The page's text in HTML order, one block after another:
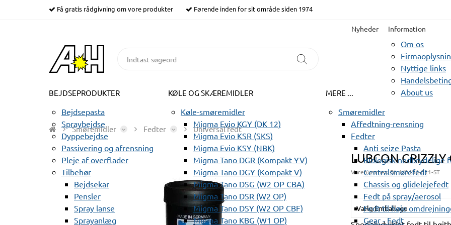
Få gratis rådgivning om vore produkter Førende inden for sit område siden 1974
Nyheder Information
Om os
Nyttige links
About us
BEJDSEPRODUKTER
Bejdsepasta
Spraybejdse
Dyppebejdse
Passivering og afrensning
Pleje af overflader
Tilbehør
Bejdsekar
Pensler
Spray lanse
Sprayanlæg
KØLE OG SKÆREMIDLER
Køle-smøremidler
Migma Evio KGY (DK 12)
Migma Evio KSR (SKS)
Migma Evio KSY (NBK)
Migma Tano DGR (Kompakt YV)
Migma Tano DGY (Kompakt V)
Migma Tano DSG (W2 OP CBA)
Migma Tano DSR (W2 OP)
Migma Tano DSY (W2 OP CBF)
Migma Tano KBG (W1 OP)
MERE ...
Smøremidler
Affedtning-rensning
Fedter
Anti seize Pasta
Biologisk nedbrydelige
Centralsmørefedt
Chassis og glidelejefedt
Fedt på spray/aerosol
Fedt til høje
Gear - Fedt
Smøremidler Fedter Universal fedt
LUBCON
Varenummer:BL 1/0456-011-ST
Vælg Emballage